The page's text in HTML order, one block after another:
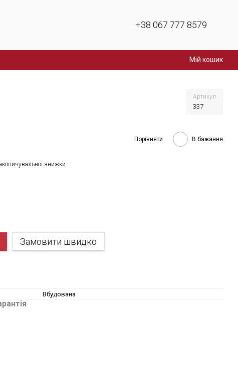
+38 067 777 8579
Мій кошик
Артикул
337
Порівняти В бажання
знижки
Замовити швидко
Вбудована